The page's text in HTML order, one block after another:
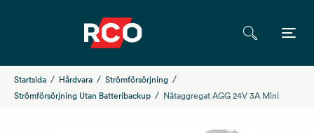
Startsida Hårdvara
Strömförsörjning
Strömförsörjning Utan Batteribackup
Nätaggregat AGG 24V 3A Mini